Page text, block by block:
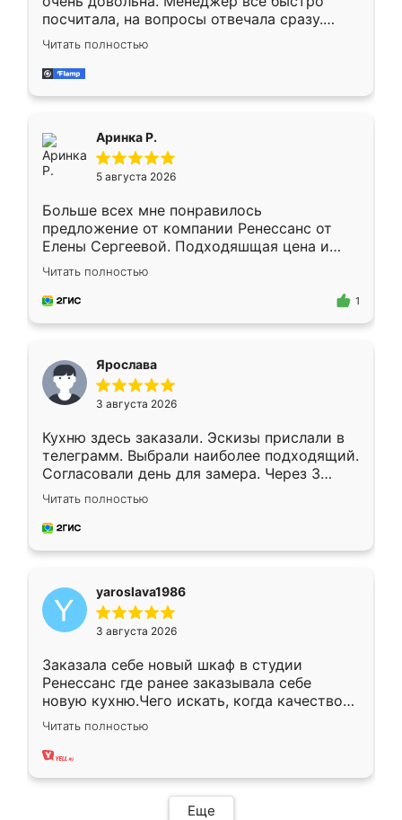
посчитала, на вопросы отвечала сразу.
Замерщик приехал в субботу, подошёл к
делу со всей ответственностью. Собрали
за день, ребята работали аккуратно, даже
Читать полностью
Аринка Р.
5 августа 2026
Больше всех мне понравилось
предложение от компании Ренессанс от
Елены Сергеевой. Подходяшщая цена и
короткие сроки изготовления. Приехавший
для замера сотрудник Владислав
предложил по моему эскизу самый
Читать полностью
1
Ярослава
3 августа 2026
Кухню здесь заказали. Эскизы прислали в
телеграмм. Выбрали наиболее подходящий.
Согласовали день для замера. Через 3
недели кухня была уже готова. Остались
довольны работой. Спасибо Ренессанс
мебель за качественную работу!
Читать полностью
yaroslava1986
3 августа 2026
Заказала себе новый шкаф в студии
Ренессанс где ранее заказывала себе
новую кухню.Чего искать, когда качеством
вполне довольна. Служит кухня уже почти
два года, нареканий нет.
Читать полностью
Еще